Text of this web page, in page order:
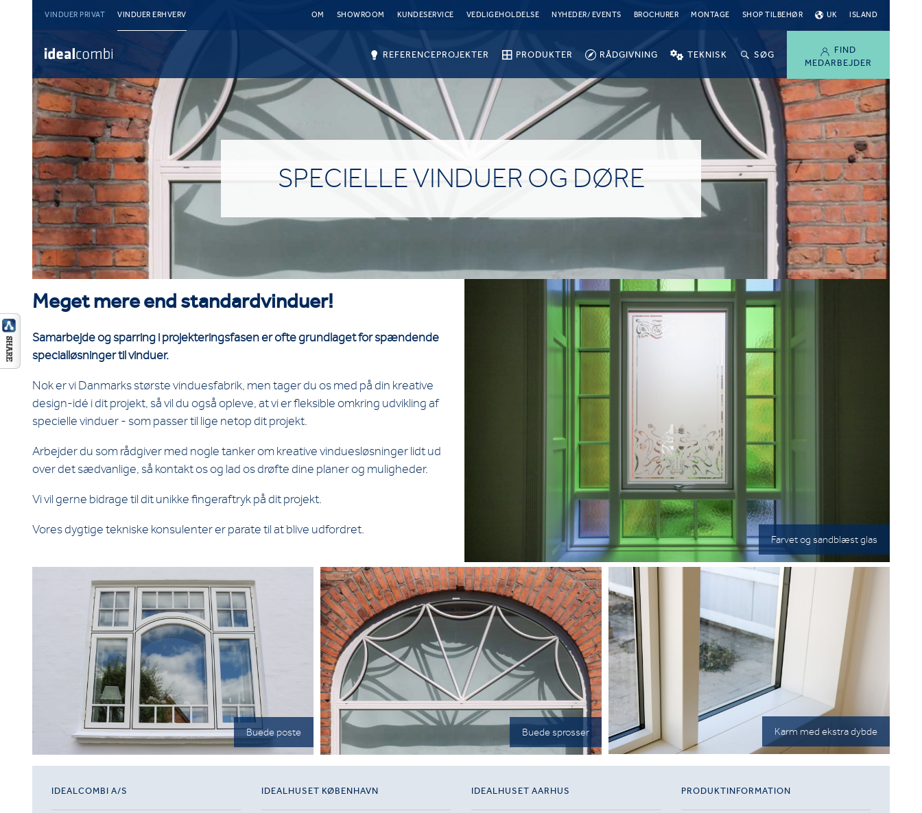
VINDUER PRIVAT VINDUER ERHVERV OM SHOWROOM KUNDESERVICE VEDLIGEHOLDELSE NYHEDER/ EVENTS BROCHURER MONTAGE SHOP TILBEHØR UK ISLAND
FIND
MEDARBEJDER
REFERENCEPROJEKTER PRODUKTER RÅDGIVNING TEKNISK SØG
SPECIELLE VINDUER OG DØRE
Meget mere end standardvinduer!
Samarbejde og sparring i projekteringsfasen er ofte grundlaget for spændende
specialløsninger til vinduer.
Nok er vi Danmarks største vinduesfabrik, men tager du os med på din kreative
design-idé i dit projekt, så vil du også opleve, at vi er fleksible omkring udvikling af
specielle vinduer - som passer til lige netop dit projekt.
Arbejder du som rådgiver med nogle tanker om kreative vinduesløsninger lidt ud
over det sædvanlige, så kontakt os og lad os drøfte dine planer og muligheder.
Vi vil gerne bidrage til dit unikke fingeraftryk på dit projekt.
Vores dygtige tekniske konsulenter er parate til at blive udfordret.
Farvet og sandblæst glas
Buede poste Buede sprosser Karm med ekstra dybde
IDEALCOMBI A/S IDEALHUSET KØBENHAVN IDEALHUSET AARHUS PRODUKTINFORMATION